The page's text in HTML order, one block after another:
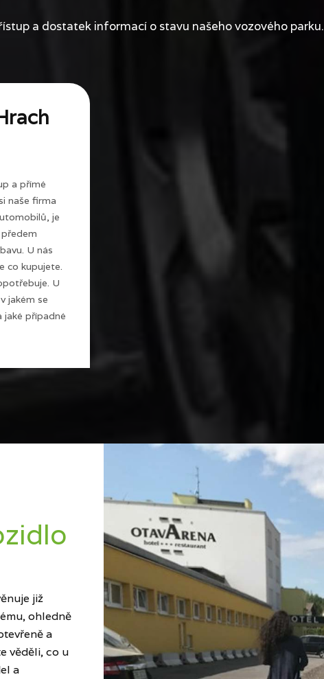
a dostatek informací o stavu našeho vozového parku.
a přímé
naše firma
je
U nás
co kupujete.
U
jakém se
jaké případné
již
ohledně
a
věděli, co u
a